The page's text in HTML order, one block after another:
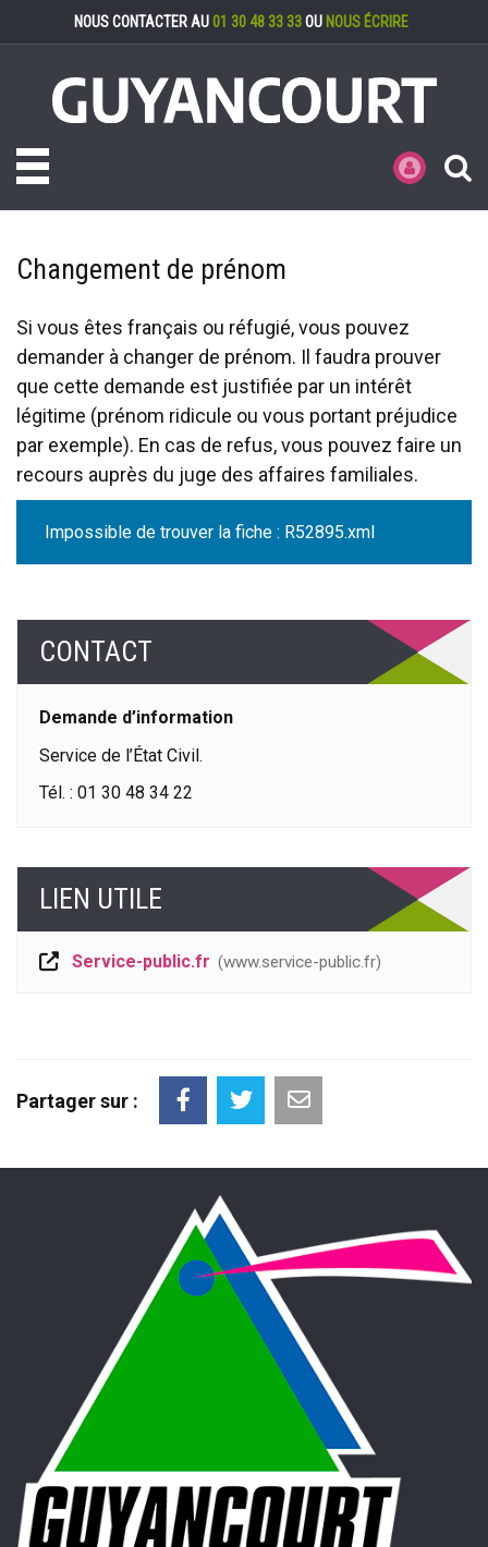
NOUS CONTACTER AU 01 30 48 33 33OU NOUS ÉCRIRE
Toggle navigation MES
Changement de prénom
Si vous êtes français ou réfugié, vous pouvez
demander à changer de prénom. Il faudra prouver
que cette demande est justifiée par un intérêt
légitime (prénom ridicule ou vous portant préjudice
par exemple). En cas de refus, vous pouvez faire un
recours auprès du juge des affaires familiales.
Impossible de trouver la fiche : R52895.xml
CONTACT
Demande d’information
Service de l’État Civil.
Tél. : 01 30 48 34 22
LIEN UTILE
Service-public.fr www.service-public.fr
Partager sur :